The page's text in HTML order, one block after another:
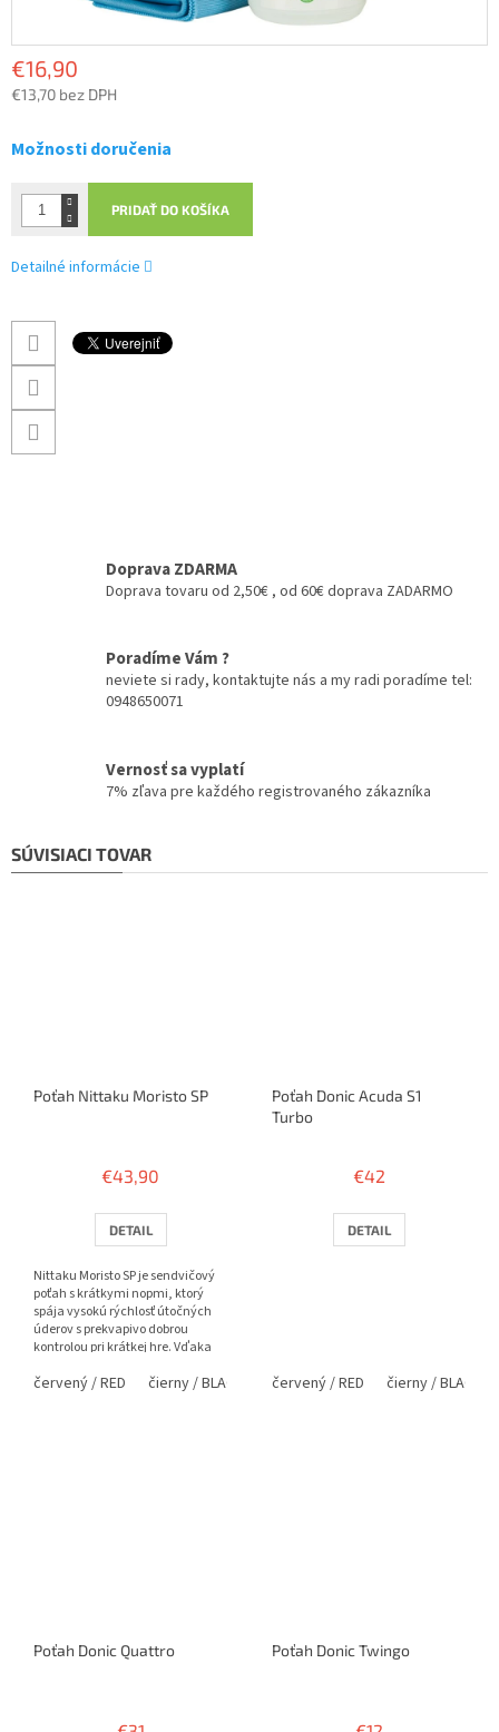
€16,90
€13,70 bez DPH
cena:
Možnosti doručenia
PRIDAŤ DO KOŠÍKA
Detailné informácie
Doprava ZDARMA
Doprava tovaru od 2,50€ , od 60€ doprava ZADARMO
Poradíme Vám ?
neviete si rady, kontaktujte nás a my radi poradíme tel:
0948650071
Vernosť sa vyplatí
7% zľava pre každého registrovaného zákazníka
SÚVISIACI TOVAR
Poťah Nittaku Moristo SP
€43,90
DETAIL
Nittaku Moristo SP je sendvičový
poťah s krátkymi nopmi, ktorý
spája vysokú rýchlosť útočných
úderov s prekvapivo dobrou
kontrolou pri krátkej hre. Vďaka
červený / RED čierny / BLACK
Poťah Donic Acuda S1
Turbo
€42
DETAIL
červený / RED čierny / BLACK
Poťah Donic Quattro Poťah Donic Twingo